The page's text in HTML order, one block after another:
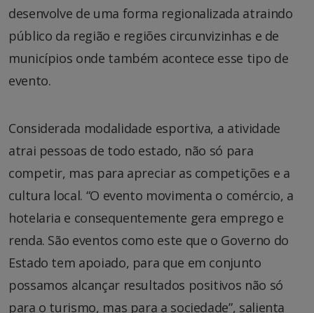
desenvolve de uma forma regionalizada atraindo
público da região e regiões circunvizinhas e de
municípios onde também acontece esse tipo de
evento.
Considerada modalidade esportiva, a atividade
atrai pessoas de todo estado, não só para
competir, mas para apreciar as competições e a
cultura local. “O evento movimenta o comércio, a
hotelaria e consequentemente gera emprego e
renda. São eventos como este que o Governo do
Estado tem apoiado, para que em conjunto
possamos alcançar resultados positivos não só
para o turismo, mas para a sociedade”, salienta